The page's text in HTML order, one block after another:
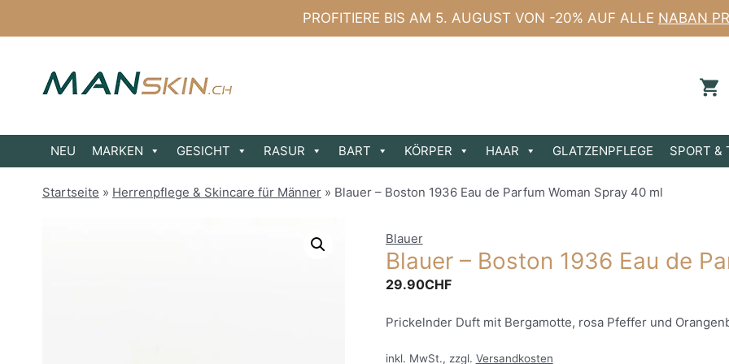
PROFITIERE BIS AM 5. AUGUST VON -20% AUF ALLE NABAN
NEU MARKEN GESICHT RASUR BART KÖRPER HAAR GLATZENPFLEGE SPORT &
Startseite » Herrenpflege & Skincare für Männer » Blauer – Boston 1936 Eau de Parfum Woman Spray 40 ml
Blauer
Blauer – Boston 1936 Eau de
29.90CHF
Prickelnder Duft mit Bergamotte, rosa Pfeffer und
inkl. MwSt., zzgl. Versandkosten